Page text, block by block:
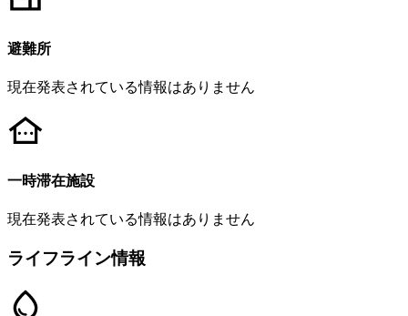
避難所
現在発表されている情報はありません
一時滞在施設
現在発表されている情報はありません
ライフライン情報